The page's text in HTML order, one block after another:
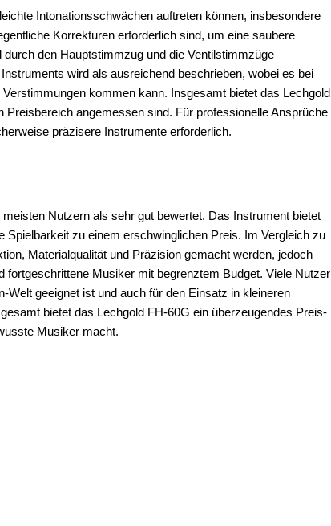
Intonationsschwächen auftreten können, insbesondere
Korrekturen erforderlich sind, um eine saubere
den Hauptstimmzug und die Ventilstimmzüge
wird als ausreichend beschrieben, wobei es bei
kommen kann. Insgesamt bietet das Lechgold
Preisbereich angemessen sind. Für professionelle Ansprüche
präzisere Instrumente erforderlich.
Nutzern als sehr gut bewertet. Das Instrument bietet
Spielbarkeit zu einem erschwinglichen Preis. Im Vergleich zu
Materialqualität und Präzision gemacht werden, jedoch
fortgeschrittene Musiker mit begrenztem Budget. Viele Nutzer
Welt geeignet ist und auch für den Einsatz in kleineren
bietet das Lechgold FH-60G ein überzeugendes Preis-
Musiker macht.